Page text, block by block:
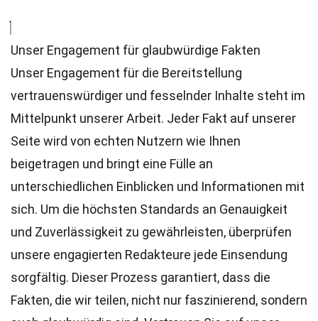
Unser Engagement für glaubwürdige Fakten
Unser Engagement für die Bereitstellung
vertrauenswürdiger und fesselnder Inhalte steht im
Mittelpunkt unserer Arbeit. Jeder Fakt auf unserer
Seite wird von echten Nutzern wie Ihnen
beigetragen und bringt eine Fülle an
unterschiedlichen Einblicken und Informationen mit
sich. Um die höchsten Standards an Genauigkeit
und Zuverlässigkeit zu gewährleisten, überprüfen
unsere engagierten Redakteure jede Einsendung
sorgfältig. Dieser Prozess garantiert, dass die
Fakten, die wir teilen, nicht nur faszinierend, sondern